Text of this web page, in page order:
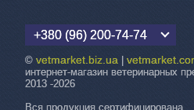
+380 (96) 200-74-74
©vetmarket.biz.ua |
интернет-магазин ветеринарных
2013 -2026
Вся продукция сертифицирована